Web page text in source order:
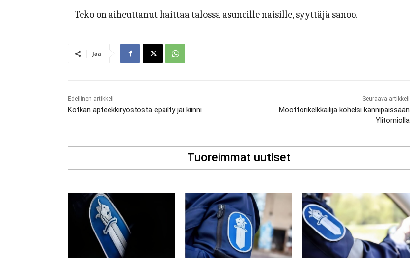
– Teko on aiheuttanut haittaa talossa asuneille naisille, syyttäjä sanoo.
Jaa
Edellinen artikkeli
Kotkan apteekkiryöstöstä epäilty jäi kiinni
Seuraava artikkeli
Moottorikelkkailija kohelsi kännipäissään
Ylitorniolla
Tuoreimmat uutiset